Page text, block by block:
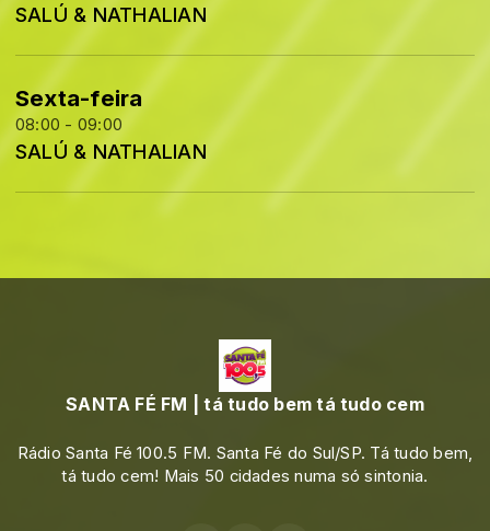
SALÚ & NATHALIAN
Sexta-feira
08:00 - 09:00
SALÚ & NATHALIAN
SANTA FÉ FM | tá tudo bem tá tudo cem
Rádio Santa Fé 100.5 FM. Santa Fé do Sul/SP. Tá tudo bem,
tá tudo cem! Mais 50 cidades numa só sintonia.